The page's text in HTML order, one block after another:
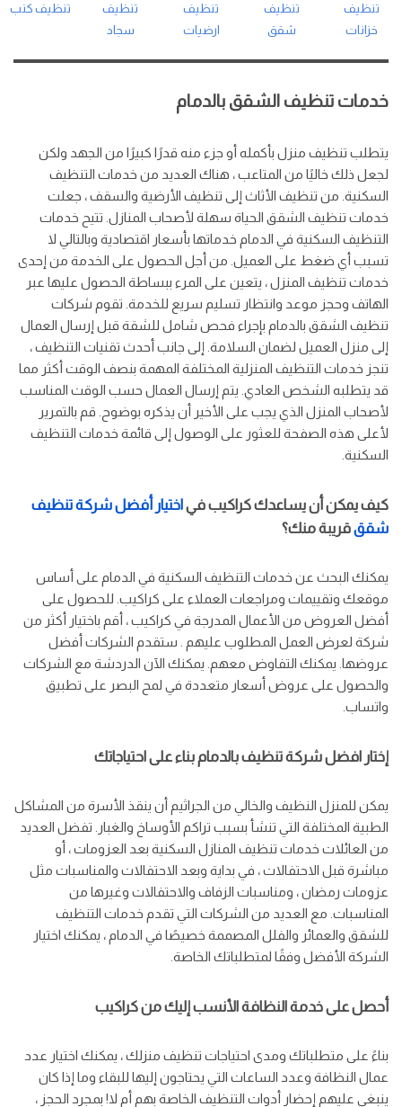
تنظيف
خزانات
تنظيف
شقق
تنظيف
ارضيات
تنظيف
سجاد
تنظيف كنب
خدمات تنظيف الشقق بالدمام
يتطلب تنظيف منزل بأكمله أو جزء منه قدرًا كبيرًا من الجهد ولكن
لجعل ذلك خاليًا من المتاعب ، هناك العديد من خدمات التنظيف
السكنية. من تنظيف الأثاث إلى تنظيف الأرضية والسقف ، جعلت
خدمات تنظيف الشقق الحياة سهلة لأصحاب المنازل. تتيح خدمات
التنظيف السكنية في الدمام خدماتها بأسعار اقتصادية وبالتالي لا
تسبب أي ضغط على العميل. من أجل الحصول على الخدمة من إحدى
خدمات تنظيف المنزل ، يتعين على المرء ببساطة الحصول عليها عبر
الهاتف وحجز موعد وانتظار تسليم سريع للخدمة. تقوم شركات
تنظيف الشقق بالدمام بإجراء فحص شامل للشقة قبل إرسال العمال
إلى منزل العميل لضمان السلامة. إلى جانب أحدث تقنيات التنظيف ،
تنجز خدمات التنظيف المنزلية المختلفة المهمة بنصف الوقت أكثر مما
قد يتطلبه الشخص العادي. يتم إرسال العمال حسب الوقت المناسب
لأصحاب المنزل الذي يجب على الأخير أن يذكره بوضوح. قم بالتمرير
لأعلى هذه الصفحة للعثور على الوصول إلى قائمة خدمات التنظيف
السكنية.
كيف يمكن أن يساعدك كراكيب فياختيار أفضل شركة تنظيف
شقققريبة منك؟
يمكنك البحث عن خدمات التنظيف السكنية في الدمام على أساس
موقعك وتقييمات ومراجعات العملاء على كراكيب. للحصول على
أفضل العروض من الأعمال المدرجة في كراكيب ، أقم باختيار أكثر من
شركة لعرض العمل المطلوب عليهم . ستقدم الشركات أفضل
عروضها. يمكنك التفاوض معهم. يمكنك الآن الدردشة مع الشركات
والحصول على عروض أسعار متعددة في لمح البصر على تطبيق
واتساب.
إختار افضل شركة تنظيف بالدمام بناء على احتياجاتك
يمكن للمنزل النظيف والخالي من الجراثيم أن ينقذ الأسرة من المشاكل
الطبية المختلفة التي تنشأ بسبب تراكم الأوساخ والغبار. تفضل العديد
من العائلات خدمات تنظيف المنازل السكنية بعد العزومات ، أو
مباشرة قبل الاحتفالات ، في بداية وبعد الاحتفالات والمناسبات مثل
عزومات رمضان ، ومناسبات الزفاف والاحتفالات وغيرها من
المناسبات. مع العديد من الشركات التي تقدم خدمات التنظيف
للشقق والعمائر والفلل المصممة خصيصًا في الدمام ، يمكنك اختيار
الشركة الأفضل وفقًا لمتطلباتك الخاصة.
أحصل على خدمة النظافة الأنسب إليك من كراكيب
بناءً على متطلباتك ومدى احتياجات تنظيف منزلك ، يمكنك اختيار عدد
عمال النظافة وعدد الساعات التي يحتاجون إليها للبقاء وما إذا كان
ينبغي عليهم إحضار أدوات التنظيف الخاصة بهم أم لا! بمجرد الحجز ،